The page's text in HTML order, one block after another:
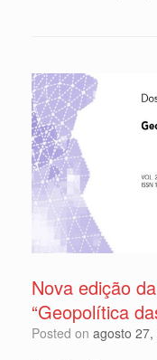
Nova edição
“Geopolítica
Posted on agosto 27,